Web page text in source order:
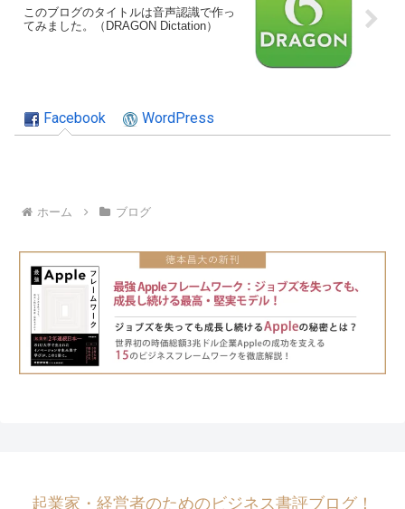
このブログのタイトルは音声認識で作っ
てみました。（DRAGON Dictation）
Facebook WordPress
ホーム ブログ
起業家・経営者のためのビジネス書評ブログ！